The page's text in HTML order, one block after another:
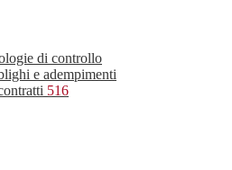
di controllo
e adempimenti
516